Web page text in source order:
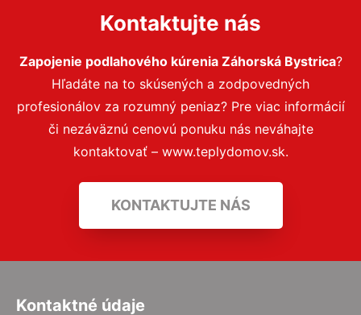
Kontaktujte nás
Zapojenie podlahového kúrenia Záhorská Bystrica?
Hľadáte na to skúsených a zodpovedných
profesionálov za rozumný peniaz? Pre viac informácií
či nezáväznú cenovú ponuku nás neváhajte
kontaktovať – www.teplydomov.sk.
KONTAKTUJTE NÁS
Kontaktné údaje